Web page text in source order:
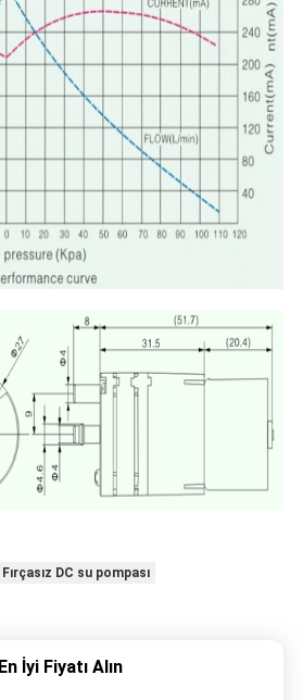
Fırçasız DC su pompası
En İyi Fiyatı Alın